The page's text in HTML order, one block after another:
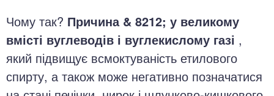
Чому так? Причина & 8212; у великому
вмісті вуглеводів і вуглекислому газі ,
який підвищує всмоктуваність етилового
спирту, а також може негативно позначатися